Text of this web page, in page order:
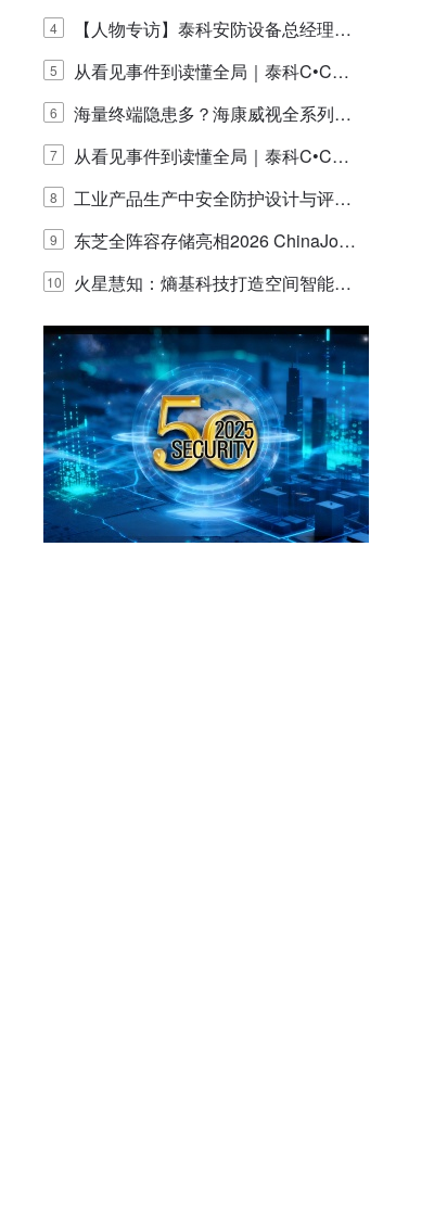
里绿波网
4
【人物专访】泰科安防设备总经理张
宁解码安防出海新范式
5
从看见事件到读懂全局｜泰科C•CUR
E IQ 3.20开启安防运营智能新时代
6
海量终端隐患多？海康威视全系列物
联安全产品，四层守护更放心！
7
从看见事件到读懂全局｜泰科C•CUR
E IQ 3.20开启安防运营智能新时代
8
工业产品生产中安全防护设计与评估
的实践与探讨
9
东芝全阵容存储亮相2026 ChinaJo
y，以海量数据底座赋能“与AI同游”新
体验
10
火星慧知：熵基科技打造空间智能时
代的认知中枢